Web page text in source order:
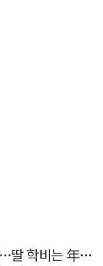
"폐기 버스 개조해 청년주택" 與 황희…딸 학비는 年 4200만원